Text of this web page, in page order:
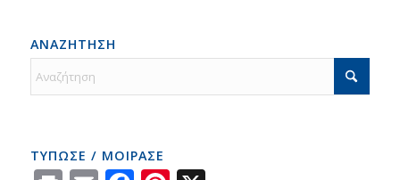
ΑΝΑΖΗΤΗΣΗ
ΤΥΠΩΣΕ / ΜΟΙΡΑΣΕ